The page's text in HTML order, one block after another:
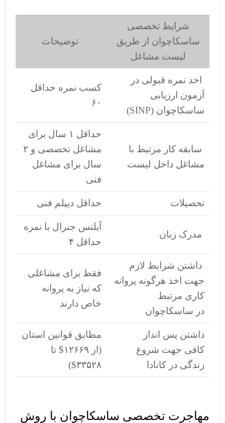
شرایط تخصصی
ساسکاچوان از طریق
لیست مشاغل
توضیحات
اخذ نمره قبولی در
آزمون ارزیابی
ساسکاچوان (SINP)
کسب نمره حداقل
۶۰
سابقه کار مرتبط با
مشاغل داخل لیست
حداقل ۱ سال برای
مشاغل تخصصی و ۲
سال برای مشاغل
فنی
تحصیلات حداقل دیپلم فنی
مدرک زبان
آیلتس جنرال با نمره
حداقل ۴
داشتن شرایط لازم
جهت اخذ هرگونه پروانه
کاری مرتبط
در ساسکاچوان
فقط برای مشاغلی
که نیاز به پروانه
خاص دارند
داشتن پس انداز
کافی جهت شروع
زندگی در کانادا
مطابق قوانین استان
(از ۱۲۶۶۹$ تا
۳۳۵۲۸$)
مهاجرت تخصصی ساسکاچوان با روش